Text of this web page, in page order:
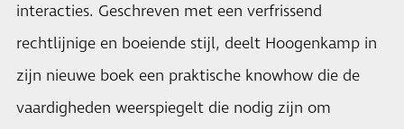
interacties. Geschreven met een verfrissend
rechtlijnige en boeiende stijl, deelt Hoogenkamp in
zijn nieuwe boek een praktische knowhow die de
vaardigheden weerspiegelt die nodig zijn om